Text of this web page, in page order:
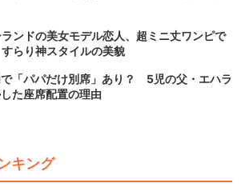
ンドの美女モデル恋人、超ミニ丈ワンピで
らり神スタイルの美貌
「パパだけ別席」あり？ 5児の父・エハラ
た座席配置の理由
キング